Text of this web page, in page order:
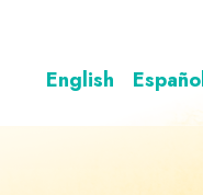
English